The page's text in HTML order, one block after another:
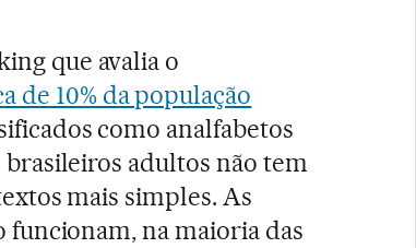
que avalia o
de 10% da população
como analfabetos
brasileiros adultos não tem
mais simples. As
na maioria das